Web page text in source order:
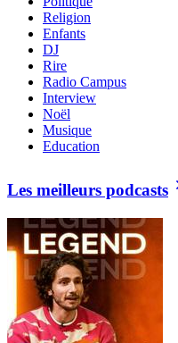
Religion
Enfants
DJ
Rire
Radio Campus
Interview
Noël
Musique
Education
Les meilleurs podcasts